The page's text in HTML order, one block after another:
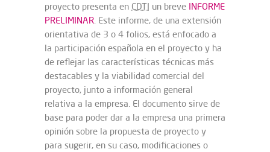
proyecto presenta en CDTI un breve INFORME
PRELIMINAR. Este informe, de una extensión
orientativa de 3 o 4 folios, está enfocado a
la participación española en el proyecto y ha
de reflejar las características técnicas más
destacables y la viabilidad comercial del
proyecto, junto a información general
relativa a la empresa. El documento sirve de
base para poder dar a la empresa una primera
opinión sobre la propuesta de proyecto y
para sugerir, en su caso, modificaciones o